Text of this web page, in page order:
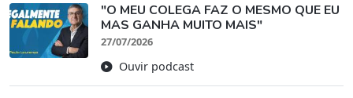
"O MEU COLEGA FAZ O MESMO QUE EU
MAS GANHA MUITO MAIS"
27/07/2026
Ouvir podcast